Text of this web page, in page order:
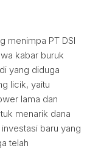
menimpa PT DSI
kabar buruk
yang diduga
licik, yaitu
lama dan
menarik dana
baru yang
telah